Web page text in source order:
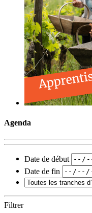
Agenda
Date de début
Date de fin
Filtrer